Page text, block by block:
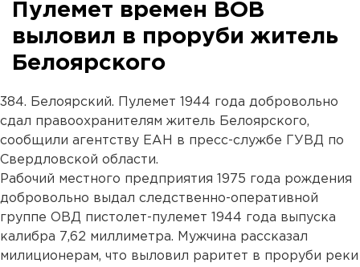
Пулемет времен ВОВ
выловил в проруби житель
Белоярского
384. Белоярский. Пулемет 1944 года добровольно
сдал правоохранителям житель Белоярского,
сообщили агентству ЕАН в пресс-службе ГУВД по
Свердловской области.
Рабочий местного предприятия 1975 года рождения
добровольно выдал следственно-оперативной
группе ОВД пистолет-пулемет 1944 года выпуска
калибра 7,62 миллиметра. Мужчина рассказал
милиционерам, что выловил раритет в проруби реки